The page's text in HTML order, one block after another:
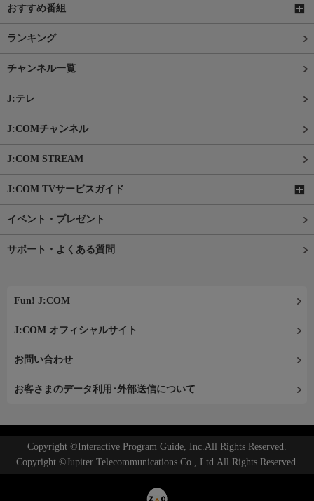
おすすめ番組
ランキング
チャンネル一覧
J:テレ
J:COMチャンネル
J:COM STREAM
J:COM TVサービスガイド
イベント・プレゼント
サポート・よくある質問
Fun! J:COM
J:COM オフィシャルサイト
お問い合わせ
お客さまのデータ利用･外部送信について
Copyright ©Interactive Program Guide, Inc.All Rights Reserved.
Copyright ©Jupiter Telecommunications Co., Ltd.All Rights Reserved.